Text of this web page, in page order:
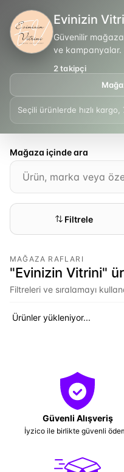
Evinizin
Güvenilir
ve kampanyalar.
2 takipçi
Seçili ürünlerde hızlı
Mağaza içinde ara
Filtrele
MAĞAZA RAFLARI
"Evinizin Vitrini"
Filtreleri ve sıralamayı
Ürünler yükleniyor...
Güvenli Alışveriş
İyzico ile birlikte güvenli